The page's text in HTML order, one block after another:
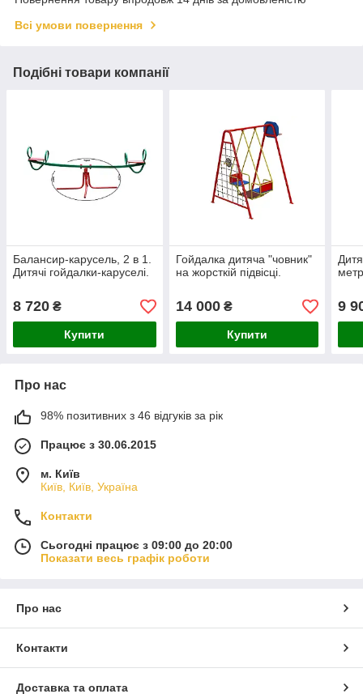
Всі умови повернення
Подібні товари компанії
Балансир-карусель, 2 в 1.
Дитячі гойдалки-каруселі.
8 720 ₴
Купити
Гойдалка дитяча "човник"
на жорсткій підвісці.
14 000₴
Купити
9
Про нас
98% позитивних з 46 відгуків за рік
Працює з 30.06.2015
м. Київ
Київ, Київ, Україна
Контакти
Сьогодні працює з 09:00 до 20:00
Показати весь графік роботи
Про нас
Контакти
Доставка та оплата